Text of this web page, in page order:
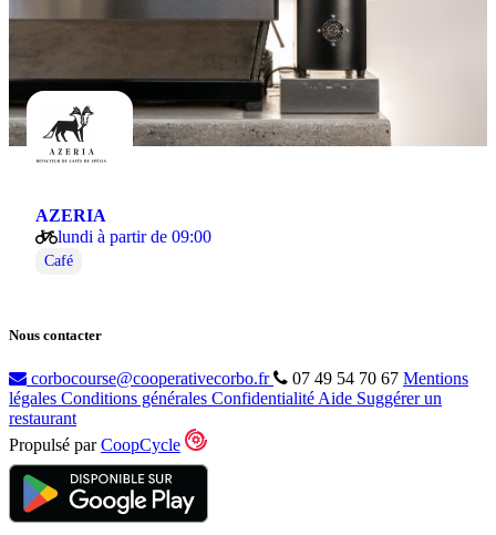
AZERIA
lundi à partir de 09:00
Café
Nous contacter
corbocourse@cooperativecorbo.fr 07 49 54 70 67 Mentions
légales Conditions générales Confidentialité Aide Suggérer un
restaurant
Propulsé parCoopCycle